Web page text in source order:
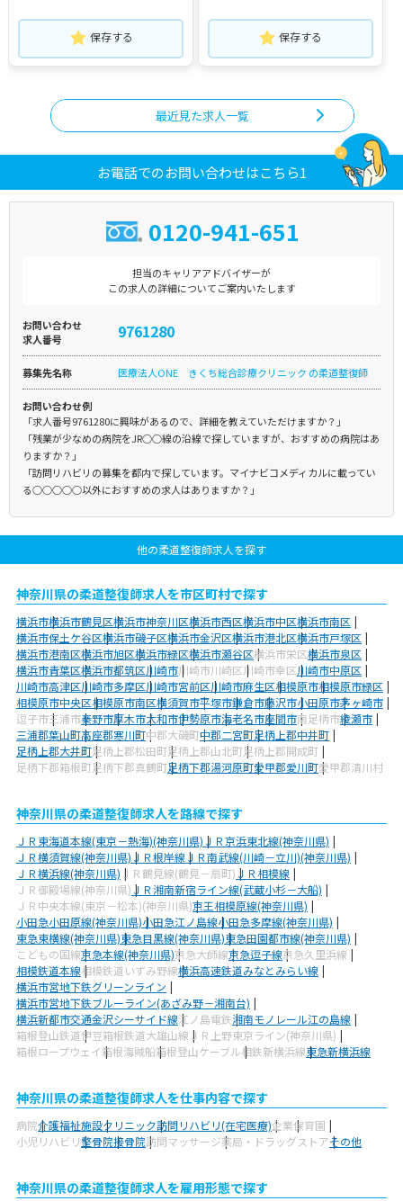
保存する 保存する
最近見た求人一覧
お電話でのお問い合わせはこちら1
0120-941-651
担当のキャリアアドバイザーが
この求人の詳細についてご案内いたします
お問い合わせ
求人番号
9761280
募集先名称 医療法人ONE きくち総合診療クリニック の柔道整復師
お問い合わせ例
「求人番号9761280に興味があるので、詳細を教えていただけますか？」
「残業が少なめの病院をJR○○線の沿線で探していますが、おすすめの病院はあ
りますか？」
「訪問リハビリの募集を都内で探しています。マイナビコメディカルに載ってい
る○○○○○以外におすすめの求人はありますか？」
他の柔道整復師求人を探す
神奈川県の柔道整復師求人を市区町村で探す
横浜市横浜市鶴見区横浜市神奈川区横浜市西区横浜市中区横浜市南区
横浜市保土ケ谷区横浜市磯子区横浜市金沢区横浜市港北区横浜市戸塚区
横浜市港南区横浜市旭区横浜市緑区横浜市瀬谷区横浜市栄区横浜市泉区
横浜市青葉区横浜市都筑区川崎市川崎市川崎区川崎市幸区川崎市中原区
川崎市高津区川崎市多摩区川崎市宮前区川崎市麻生区相模原市相模原市緑区
相模原市中央区相模原市南区横須賀市平塚市鎌倉市藤沢市小田原市茅ヶ崎市
逗子市三浦市秦野市厚木市大和市伊勢原市海老名市座間市南足柄市綾瀬市
三浦郡葉山町高座郡寒川町中郡大磯町中郡二宮町足柄上郡中井町
足柄上郡大井町足柄上郡松田町足柄上郡山北町足柄上郡開成町
足柄下郡箱根町足柄下郡真鶴町足柄下郡湯河原町愛甲郡愛川町愛甲郡清川村
神奈川県の柔道整復師求人を路線で探す
ＪＲ東海道本線(東京－熱海)(神奈川県)ＪＲ京浜東北線(神奈川県)
ＪＲ横須賀線(神奈川県)ＪＲ根岸線ＪＲ南武線(川崎－立川)(神奈川県)
ＪＲ横浜線(神奈川県) ＪＲ鶴見線(鶴見－扇町)ＪＲ相模線
ＪＲ御殿場線(神奈川県)ＪＲ湘南新宿ライン線(武蔵小杉－大船)
ＪＲ中央本線(東京－松本)(神奈川県)京王相模原線(神奈川県)
小田急小田原線(神奈川県)小田急江ノ島線小田急多摩線(神奈川県)
東急東横線(神奈川県)東急目黒線(神奈川県)東急田園都市線(神奈川県)
こどもの国線京急本線(神奈川県)京急大師線京急逗子線京急久里浜線
相模鉄道本線相模鉄道いずみ野線横浜高速鉄道みなとみらい線
横浜市営地下鉄グリーンライン
横浜市営地下鉄ブルーライン(あざみ野－湘南台)
横浜新都市交通金沢シーサイド線江ノ島電鉄湘南モノレール江の島線
箱根登山鉄道伊豆箱根鉄道大雄山線 ＪＲ上野東京ライン(神奈川県)
箱根ロープウェイ箱根海賊船箱根登山ケーブル相鉄新横浜線東急新横浜線
神奈川県の柔道整復師求人を仕事内容で探す
病院介護福祉施設クリニック訪問リハビリ(在宅医療)企業保育園
小児リハビリ整骨院接骨院訪問マッサージ薬局・ドラッグストアその他
神奈川県の柔道整復師求人を雇用形態で探す